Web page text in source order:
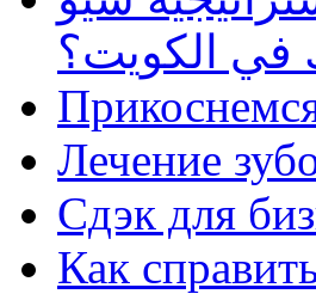
في الكويت؟
Лечение
Сдэк для
Как